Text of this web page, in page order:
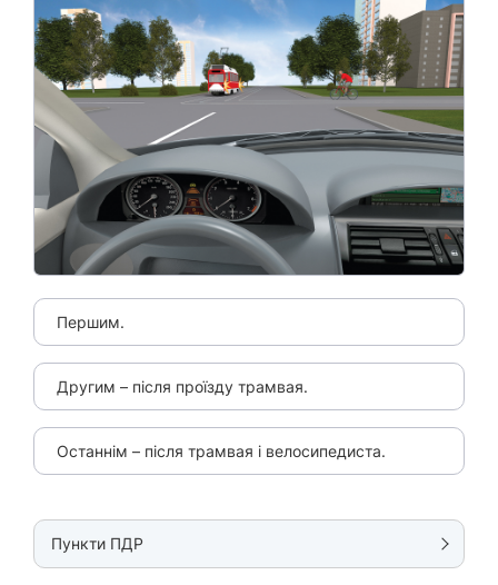
Першим.
Другим – після проїзду трамвая.
Останнім – після трамвая і велосипедиста.
Пункти ПДР